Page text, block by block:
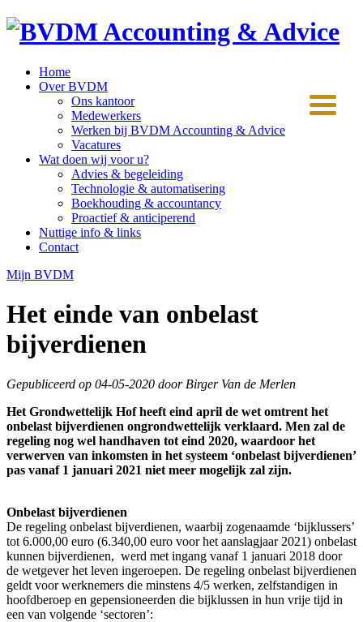
Home
Over BVDM
Ons kantoor
Medewerkers
Werken bij BVDM Accounting & Advice
Vacatures
Wat doen wij voor u?
Advies & begeleiding
Technologie & automatisering
Boekhouding & accountancy
Proactief & anticiperend
Nuttige info & links
Contact
Mijn BVDM
Het einde van onbelast
bijverdienen
Gepubliceerd op 04-05-2020 door Birger Van de Merlen
Het Grondwettelijk Hof heeft eind april de wet omtrent het
onbelast bijverdienen ongrondwettelijk verklaard. Men zal de
regeling nog wel handhaven tot eind 2020, waardoor het
verwerven van inkomsten in het systeem ‘onbelast bijverdienen’
pas vanaf 1 januari 2021 niet meer mogelijk zal zijn.
Onbelast bijverdienen
De regeling onbelast bijverdienen, waarbij zogenaamde ‘bijklussers’
tot 6.000,00 euro (6.340,00 euro voor het aanslagjaar 2021) onbelast
kunnen bijverdienen, werd met ingang vanaf 1 januari 2018 door
de wetgever het leven ingeroepen. De regeling onbelast bijverdienen
geldt voor werknemers die minstens 4/5 werken, zelfstandigen in
hoofdberoep en gepensioneerden die bijklussen in hun vrije tijd in
een van volgende ‘sectoren’: